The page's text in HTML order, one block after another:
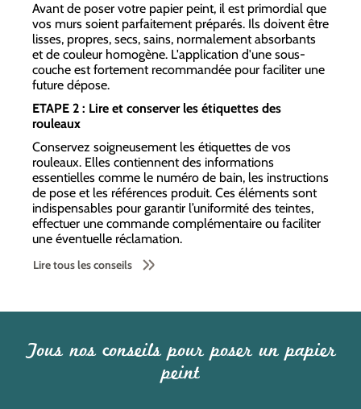
Avant de poser votre papier peint, il est primordial que
vos murs soient parfaitement préparés. Ils doivent être
lisses, propres, secs, sains, normalement absorbants
et de couleur homogène. L'application d'une sous-
couche est fortement recommandée pour faciliter une
future dépose.
ETAPE 2 : Lire et conserver les étiquettes des
rouleaux
Conservez soigneusement les étiquettes de vos
rouleaux. Elles contiennent des informations
essentielles comme le numéro de bain, les instructions
de pose et les références produit. Ces éléments sont
indispensables pour garantir l’uniformité des teintes,
effectuer une commande complémentaire ou faciliter
une éventuelle réclamation.
Lire tous les conseils
Tous nos conseils pour poser un papier
peint